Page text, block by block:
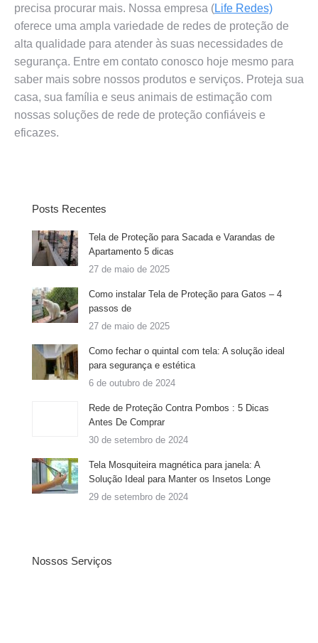
precisa procurar mais. Nossa empresa (Life Redes)
oferece uma ampla variedade de redes de proteção de
alta qualidade para atender às suas necessidades de
segurança. Entre em contato conosco hoje mesmo para
saber mais sobre nossos produtos e serviços. Proteja sua
casa, sua família e seus animais de estimação com
nossas soluções de rede de proteção confiáveis e
eficazes.
Posts Recentes
Tela de Proteção para Sacada e Varandas de
Apartamento 5 dicas
27 de maio de 2025
Como instalar Tela de Proteção para Gatos – 4
passos de
27 de maio de 2025
Como fechar o quintal com tela: A solução ideal
para segurança e estética
6 de outubro de 2024
Rede de Proteção Contra Pombos : 5 Dicas
Antes De Comprar
30 de setembro de 2024
Tela Mosquiteira magnética para janela: A
Solução Ideal para Manter os Insetos Longe
29 de setembro de 2024
Nossos Serviços